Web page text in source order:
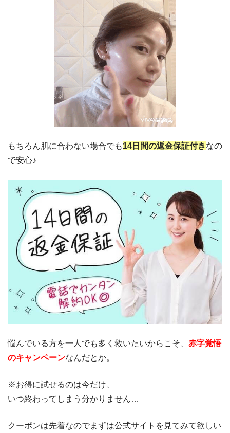
もちろん肌に合わない場合でも14日間の返金保証付きなの
で安心♪
悩んでいる方を一人でも多く救いたいからこそ、 赤字覚悟
のキャンペーンなんだとか。
※お得に試せるのは今だけ、
いつ終わってしまう分かりません…
クーポンは先着なのでまずは公式サイトを見てみて欲しい